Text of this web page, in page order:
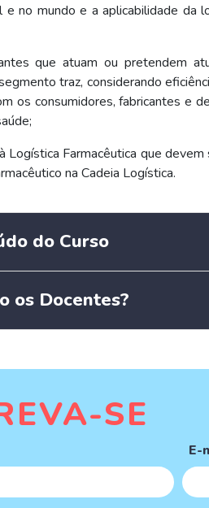
no mundo e a aplicabilidade da
que atuam ou pretendem
traz, considerando
os consumidores, fabricantes e
Logística Farmacêutica que
na Cadeia Logística.
do Curso
os Docentes?
SE
E-